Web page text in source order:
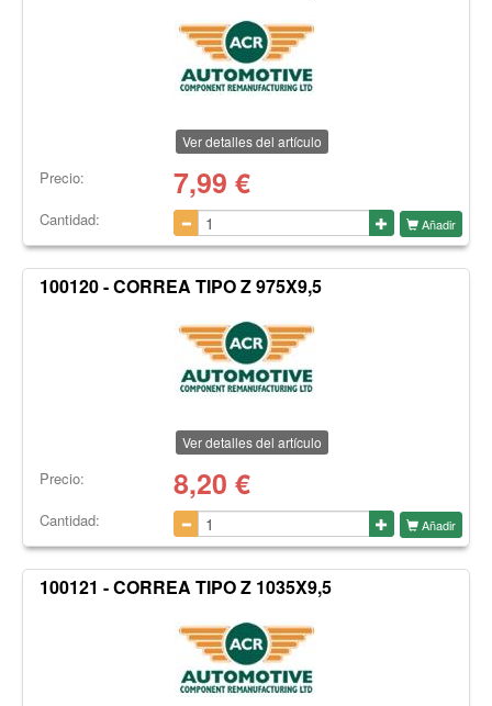
Ver detalles del artículo
Precio: 7,99 €
Cantidad: Añadir
100120 - CORREA TIPO Z 975X9,5
Ver detalles del artículo
Precio: 8,20 €
Cantidad: Añadir
100121 - CORREA TIPO Z 1035X9,5